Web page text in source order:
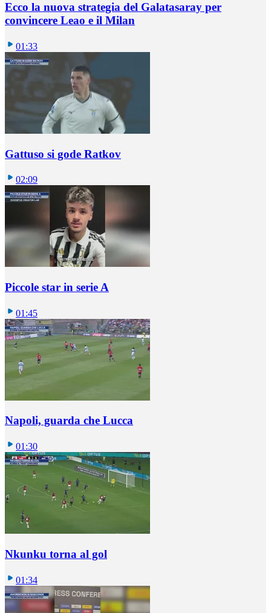
Ecco la nuova strategia del Galatasaray per
convincere Leao e il Milan
01:33
Gattuso si gode Ratkov
02:09
Piccole star in serie A
01:45
Napoli, guarda che Lucca
01:30
Nkunku torna al gol
01:34